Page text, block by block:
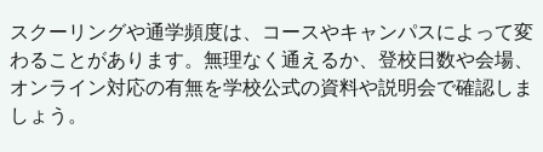
スクーリングや通学頻度は、コースやキャンパスによって変
わることがあります。無理なく通えるか、登校日数や会場、
オンライン対応の有無を学校公式の資料や説明会で確認しま
しょう。